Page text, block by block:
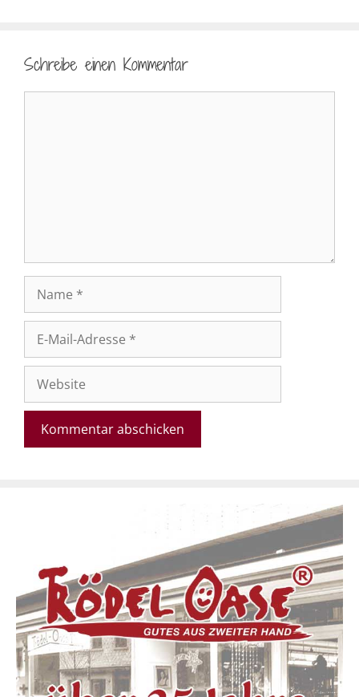
Schreibe einen Kommentar
Mail-
Adresse
Website